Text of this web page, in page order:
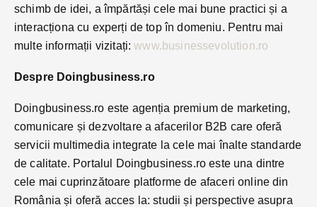
schimb de idei, a împărtăși cele mai bune practici și a
interacționa cu experți de top în domeniu. Pentru mai
multe informații vizitați:www.businessevolution.ro
Despre Doingbusiness.ro
Doingbusiness.ro este agenția premium de marketing,
comunicare și dezvoltare a afacerilor B2B care oferă
servicii multimedia integrate la cele mai înalte standarde
de calitate. Portalul Doingbusiness.ro este una dintre
cele mai cuprinzătoare platforme de afaceri online din
România și oferă acces la: studii și perspective asupra